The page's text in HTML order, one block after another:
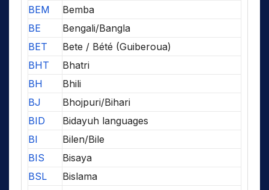
BEM
Bemba
BE
Bengali/Bangla
BET
Bete / Bété (Guiberoua)
BHT
Bhatri
BH
Bhili
BJ
Bhojpuri/Bihari
BID
Bidayuh languages
BI
Bilen/Bile
BIS
Bisaya
BSL
Bislama